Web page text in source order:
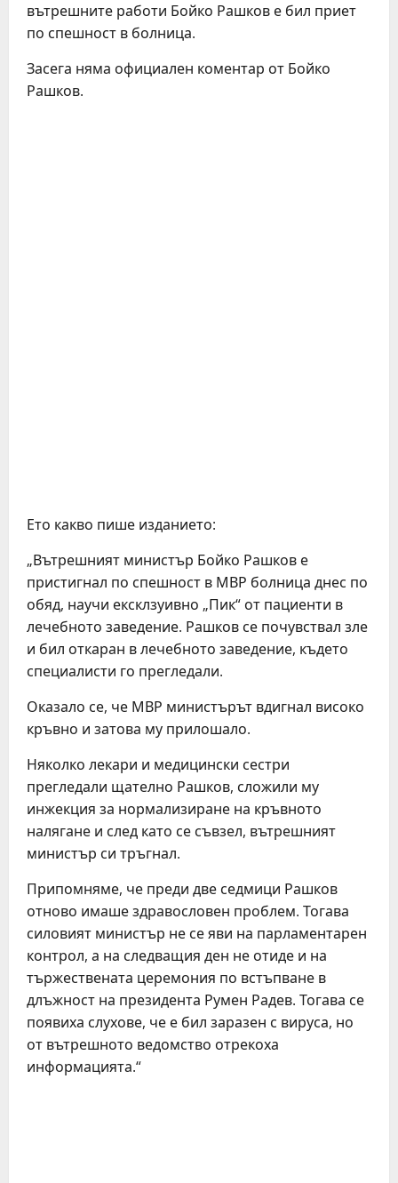
вътрешните работи Бойко Рашков е бил приет
по спешност в болница.
Засега няма официален коментар от Бойко
Рашков.
Ето какво пише изданието:
„Вътрешният министър Бойко Рашков е
пристигнал по спешност в МВР болница днес по
обяд, научи ексклзуивно „Пик“ от пациенти в
лечебното заведение. Рашков се почувствал зле
и бил откаран в лечебното заведение, където
специалисти го прегледали.
Оказало се, че МВР министърът вдигнал високо
кръвно и затова му прилошало.
Няколко лекари и медицински сестри
прегледали щателно Рашков, сложили му
инжекция за нормализиране на кръвното
налягане и след като се съвзел, вътрешният
министър си тръгнал.
Припомняме, че преди две седмици Рашков
отново имаше здравословен проблем. Тогава
силовият министър не се яви на парламентарен
контрол, а на следващия ден не отиде и на
тържествената церемония по встъпване в
длъжност на президента Румен Радев. Тогава се
появиха слухове, че е бил заразен с вируса, но
от вътрешното ведомство отрекоха
информацията.“